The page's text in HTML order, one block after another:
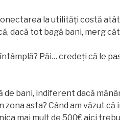
la utilități costă
dacă tot bagă bani, merg
Păi… credeți că le
de bani, indiferent dacă
asta? Când am văzut că
mai mult de 500€ aici